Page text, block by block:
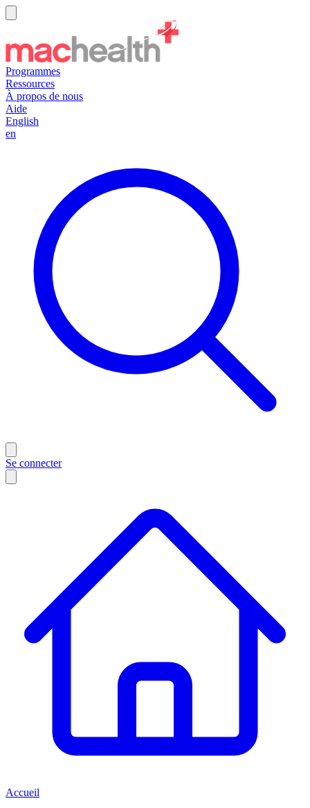
Programmes
Ressources
À propos de nous
Aide
English
en
Se connecter
Accueil